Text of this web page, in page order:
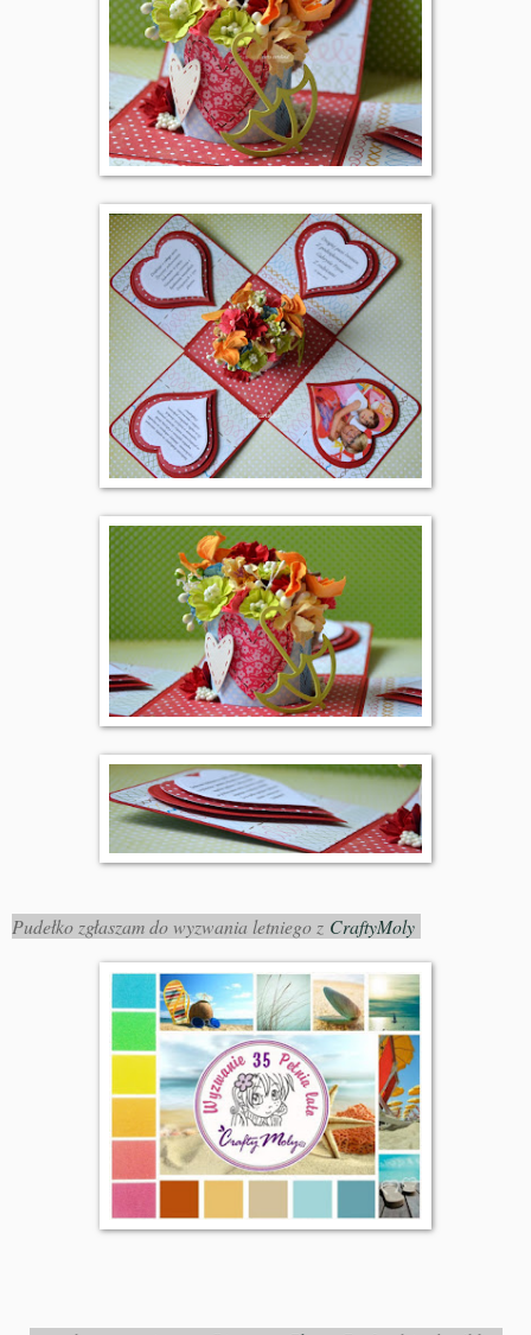
Pudełko zgłaszam do wyzwania letniego z CraftyMoly